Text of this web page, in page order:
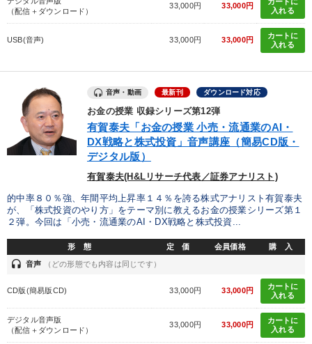
2025年春季全国経営者セミナー収録講演ＣＤ・講演ＤＶＤ・デジ
タル版（音声／動画ストリーミング・ダウンロード）
組織を強化したい 経営体系を学びたい
パフォーマンス向上 財務・数字力の向上
キーワード
感動講話 いい会社
※「更新」を押すと「カテゴリー」「目的別」「キーワード」を更新いただけます。
（配信＋ダウンロード）
33,000円 33,000円
入れる
USB(音声) 33,000円 33,000円
カートに
入れる
音声・動画 最新刊 ダウンロード対応
お金の授業 収録シリーズ第12弾
有賀泰夫「お金の授業 小売・流通業のAI・
DX戦略と株式投資」音声講座（簡易CD版・
デジタル版）
有賀泰夫(H&Lリサーチ代表／証券アナリスト)
的中率８０％強、年間平均上昇率１４％を誇る株式アナリスト有賀泰夫
が、「株式投資のやり方」をテーマ別に教えるお金の授業シリーズ第１
２弾。今回は「小売・流通業のAI・DX戦略と株式投資...
形 態 定 価 会員価格 購 入
headset 音声 （どの形態でも内容は同じです）
CD版(簡易版CD) 33,000円 33,000円
カートに
入れる
デジタル音声版
（配信＋ダウンロード）
33,000円 33,000円
カートに
入れる